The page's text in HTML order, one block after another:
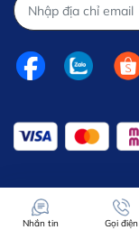
Nhắn tin Gọi điện